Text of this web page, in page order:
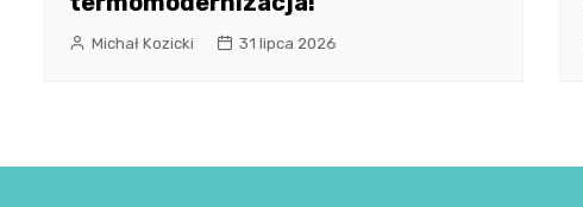
Michał Kozicki 31 lipca 2026